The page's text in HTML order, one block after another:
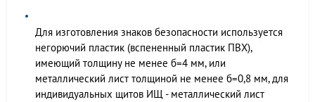
Для изготовления знаков безопасности используется
негорючий пластик (вспененный пластик ПВХ),
имеющий толщину не менее б=4 мм, или
металлический лист толщиной не менее б=0,8 мм, для
индивидуальных щитов ИЩ - металлический лист